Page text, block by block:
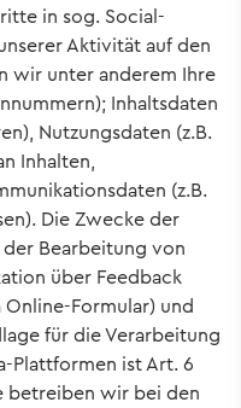
in sog. Social-
Aktivität auf den
wir unter anderem Ihre
Inhaltsdaten
Nutzungsdaten (z.B.
Inhalten,
(z.B.
Die Zwecke der
Bearbeitung von
über Feedback
Online-Formular) und
für die Verarbeitung
Plattformen ist Art. 6
betreiben wir bei den